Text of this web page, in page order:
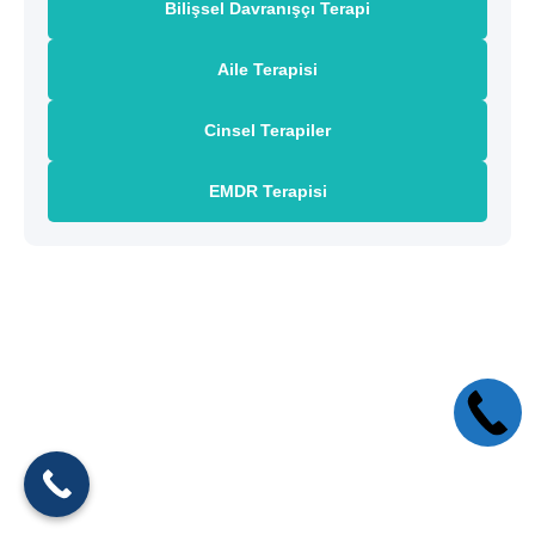
Bilişsel Davranışçı Terapi
Aile Terapisi
Cinsel Terapiler
EMDR Terapisi